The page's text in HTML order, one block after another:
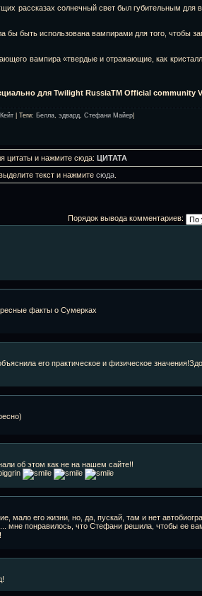
рассказах солнечный свет был губительным для
быть использована вампирами для того, чтобы
вампира «твердые и отражающие, как
для Twilight RussiaTM Оfficial community
Кейт Теги: Белла эдвард Стефани Майер
цитаты и нажмите сюда: ЦИТАТА
текст и нажмите сюда
Порядок вывода комментариев:
факты о Сумерках
его практическое и физическое
об этом как не на нашем сайте!!
мало его жизни, но, да, пускай, там и нет
мне понравилось, что Стефани решила, чтобы ее